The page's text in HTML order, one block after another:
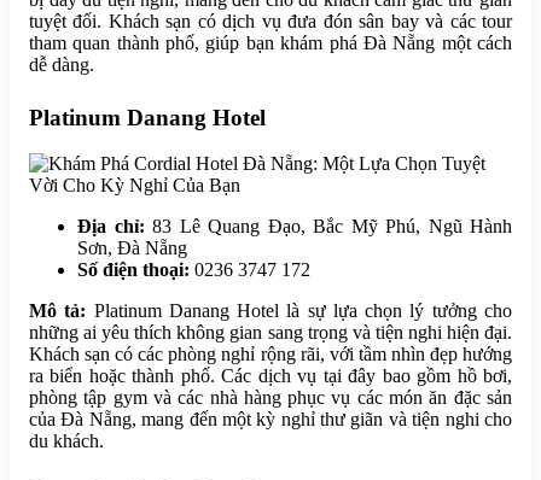
tuyệt đối. Khách sạn có dịch vụ đưa đón sân bay và các tour
tham quan thành phố, giúp bạn khám phá Đà Nẵng một cách
dễ dàng.
Platinum Danang Hotel
Địa chỉ: 83 Lê Quang Đạo, Bắc Mỹ Phú, Ngũ Hành
Sơn, Đà Nẵng
Số điện thoại: 0236 3747 172
Mô tả: Platinum Danang Hotel là sự lựa chọn lý tưởng cho
những ai yêu thích không gian sang trọng và tiện nghi hiện đại.
Khách sạn có các phòng nghỉ rộng rãi, với tầm nhìn đẹp hướng
ra biển hoặc thành phố. Các dịch vụ tại đây bao gồm hồ bơi,
phòng tập gym và các nhà hàng phục vụ các món ăn đặc sản
của Đà Nẵng, mang đến một kỳ nghỉ thư giãn và tiện nghi cho
du khách.